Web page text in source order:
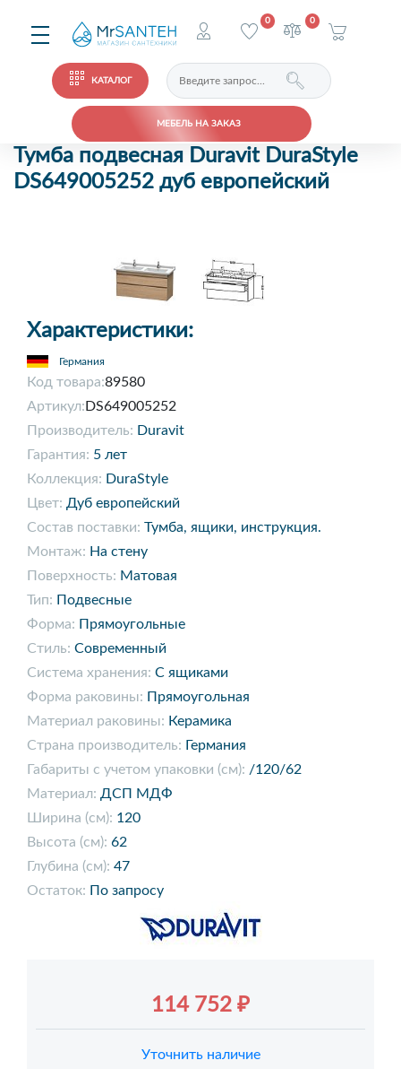
КАТАЛОГ
МЕБЕЛЬ НА ЗАКАЗ
0 0
Тумба подвесная Duravit DuraStyle
DS649005252 дуб европейский
Характеристики:
Германия
Код товара:89580
Артикул: DS649005252
Производитель: Duravit
Гарантия: 5 лет
Коллекция: DuraStyle
Цвет: Дуб европейский
Состав поставки: Тумба, ящики, инструкция.
Монтаж: На стену
Поверхность: Матовая
Тип: Подвесные
Форма: Прямоугольные
Стиль: Современный
Система хранения: С ящиками
Форма раковины: Прямоугольная
Материал раковины: Керамика
Страна производитель: Германия
Габариты с учетом упаковки (см): /120/62
Материал: ДСП МДФ
Ширина (см): 120
Высота (см): 62
Глубина (см): 47
Остаток: По запросу
114 752 ₽
Уточнить наличие